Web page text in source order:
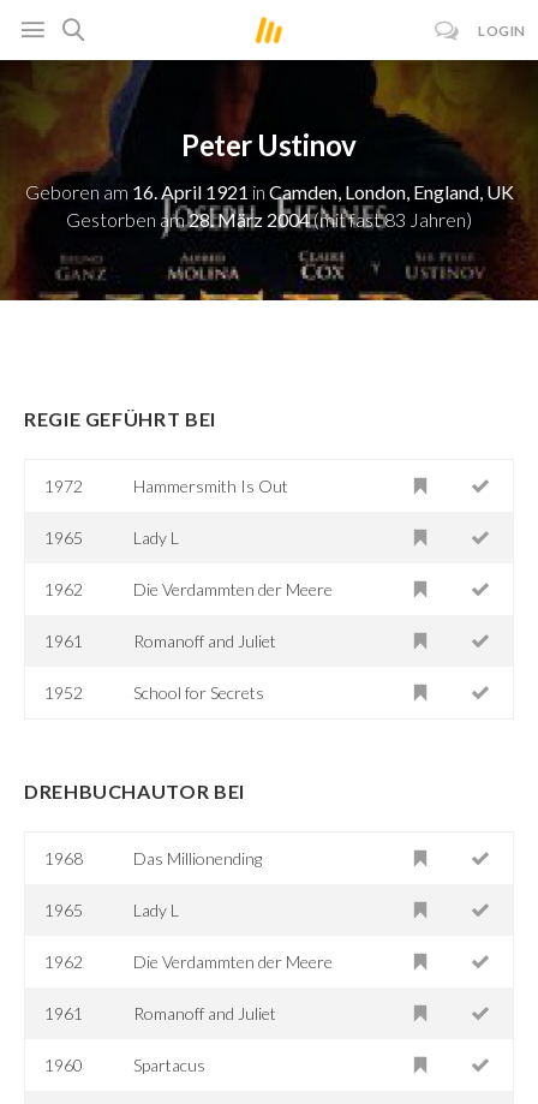
LOGIN
Peter Ustinov
Geboren am 16. April 1921 in Camden, London, England, UK
Gestorben am28. März 2004(mit fast 83 Jahren)
REGIE GEFÜHRT BEI
1972 Hammersmith Is Out
1965 Lady L
1962 Die Verdammten der Meere
1961 Romanoff and Juliet
1952 School for Secrets
DREHBUCHAUTOR BEI
1968 Das Millionending
1965 Lady L
1962 Die Verdammten der Meere
1961 Romanoff and Juliet
1960 Spartacus